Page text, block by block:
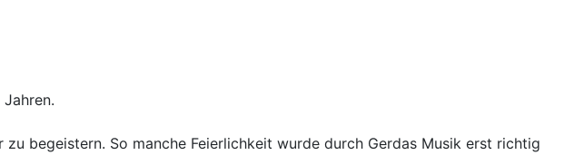
begeistern. So manche Feierlichkeit wurde durch Gerdas Musik erst richtig